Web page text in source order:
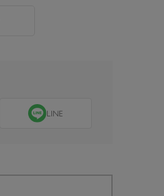
LINE